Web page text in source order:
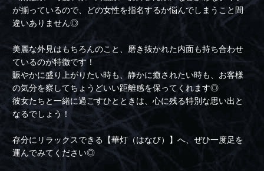
が揃っているので、どの女性を指名するか悩んでしまうこと間
違いありません◎
美麗な外見はもちろんのこと、磨き抜かれた内面も持ち合わせ
ているのが特徴です！
賑やかに盛り上がりたい時も、静かに癒されたい時も、お客様
の気分を察してちょうどいい距離感を保ってくれます◎
彼女たちと一緒に過ごすひとときは、心に残る特別な思い出と
なるでしょう！
存分にリラックスできる【華灯（はなび）】へ、ぜひ一度足を
運んでみてください◎